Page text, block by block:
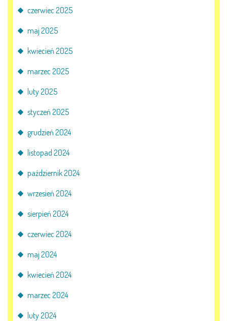
AKTUALNOŚCI
PORADY DLA RODZICÓW
DOKUMENTY DO POBRANIA
OBIADY
COVID – 19
BIP
E-DZIENNIK
REJESTRACJA KONTA
czerwiec 2025
maj 2025
kwiecień 2025
marzec 2025
luty 2025
styczeń 2025
grudzień 2024
listopad 2024
październik 2024
wrzesień 2024
sierpień 2024
czerwiec 2024
maj 2024
kwiecień 2024
marzec 2024
luty 2024